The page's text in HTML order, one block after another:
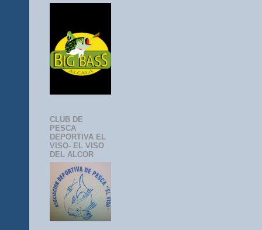
CLUB DE
PESCA
DEPORTIVA EL
VISO- EL VISO
DEL ALCOR